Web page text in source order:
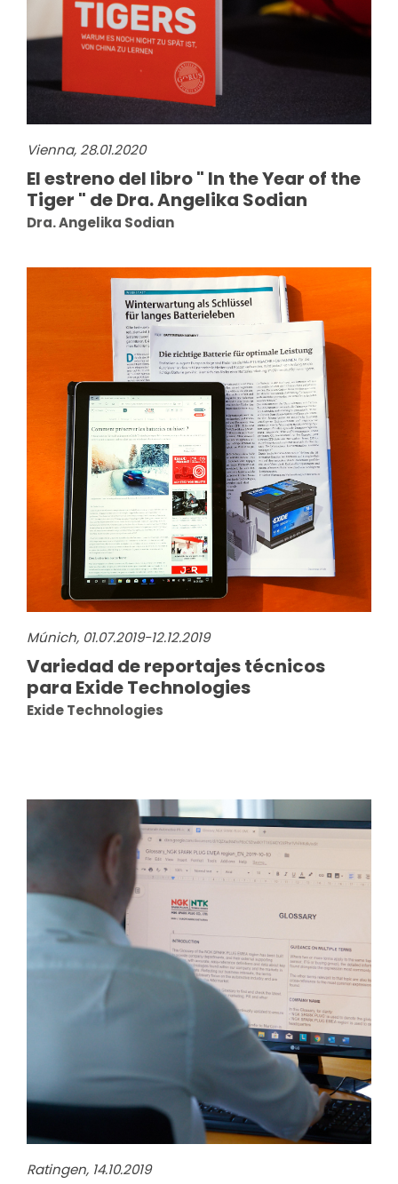
Vienna, 28.01.2020
El estreno del libro " In the Year of the
Tiger " de Dra. Angelika Sodian
Dra. Angelika Sodian
Múnich, 01.07.2019-12.12.2019
Variedad de reportajes técnicos
para Exide Technologies
Exide Technologies
Ratingen, 14.10.2019